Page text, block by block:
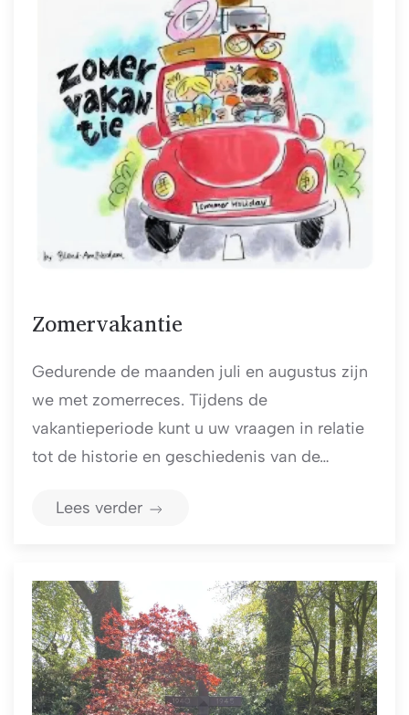
Zomervakantie
Gedurende de maanden juli en augustus zijn
we met zomerreces. Tijdens de
vakantieperiode kunt u uw vraagen in relatie
tot de historie en geschiedenis van de…
Lees verder